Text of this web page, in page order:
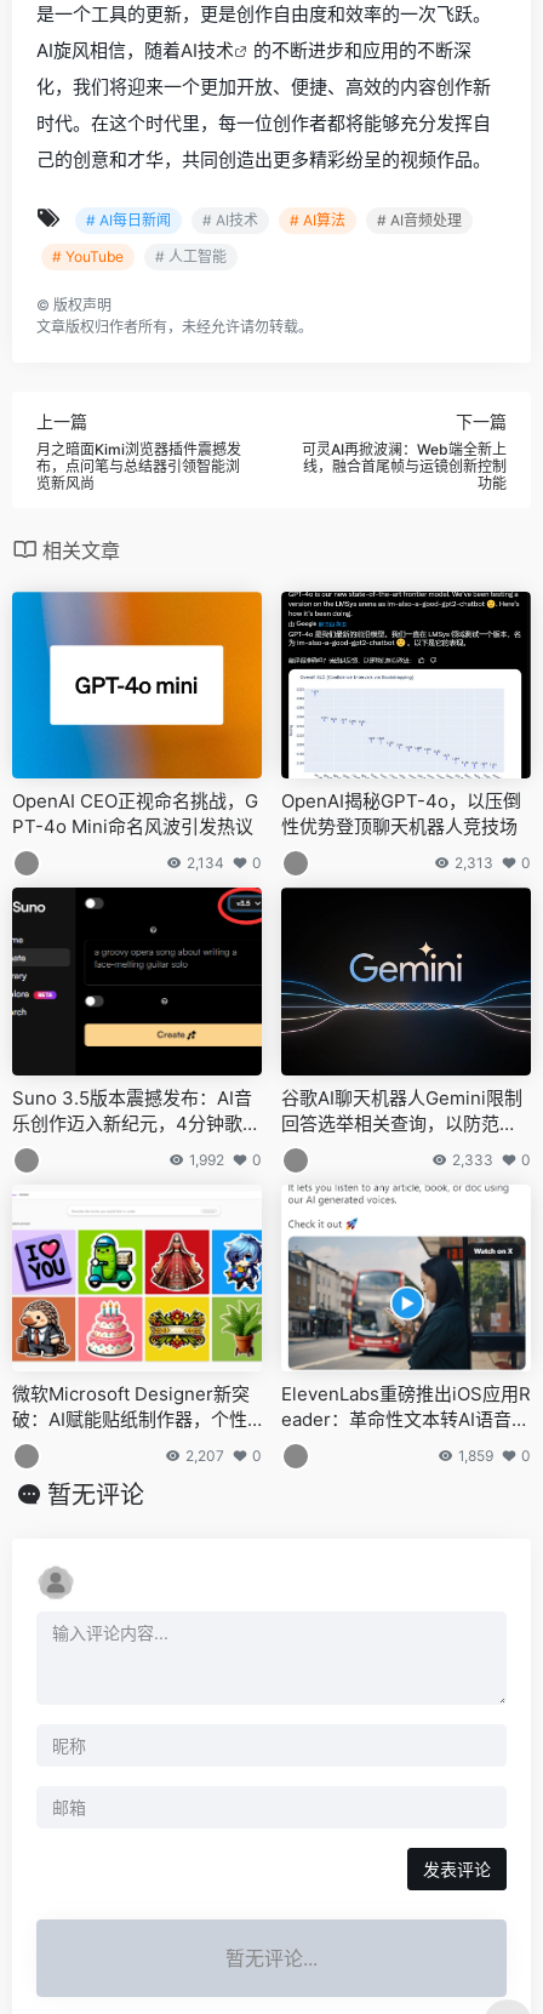
是一个工具的更新，更是创作自由度和效率的一次飞跃。
AI旋风相信，随着AI技术
的不断进步和应用的不断深
化，我们将迎来一个更加开放、便捷、高效的内容创作新
时代。在这个时代里，每一位创作者都将能够充分发挥自
己的创意和才华，共同创造出更多精彩纷呈的视频作品。
# AI每日新闻 # AI技术 # AI算法
# AI音频处理
# YouTube
# 人工智能
© 版权声明
文章版权归作者所有，未经允许请勿转载。
上一篇
月之暗面Kimi浏览器插件震撼发
布，点问笔与总结器引领智能浏
览新风尚
下一篇
可灵AI再掀波澜：Web端全新上
线，融合首尾帧与运镜创新控制
功能
相关文章
OpenAI CEO正视命名挑战，G
PT-4o Mini命名风波引发热议
2,134 0
OpenAI揭秘GPT-4o，以压倒
性优势登顶聊天机器人竞技场
2,313 0
Suno 3.5版本震撼发布：AI音
乐创作迈入新纪元，4分钟歌曲
轻松制作
1,992 0
谷歌AI聊天机器人Gemini限制
回答选举相关查询，以防范误
导信息与假新闻
2,333 0
微软Microsoft Designer新突
破：AI赋能贴纸制作器，个性
化创意触手可及
2,207 0
ElevenLabs重磅推出iOS应用R
eader：革命性文本转AI语音功
能上线
1,859 0
暂无评论
发表评论
暂无评论...